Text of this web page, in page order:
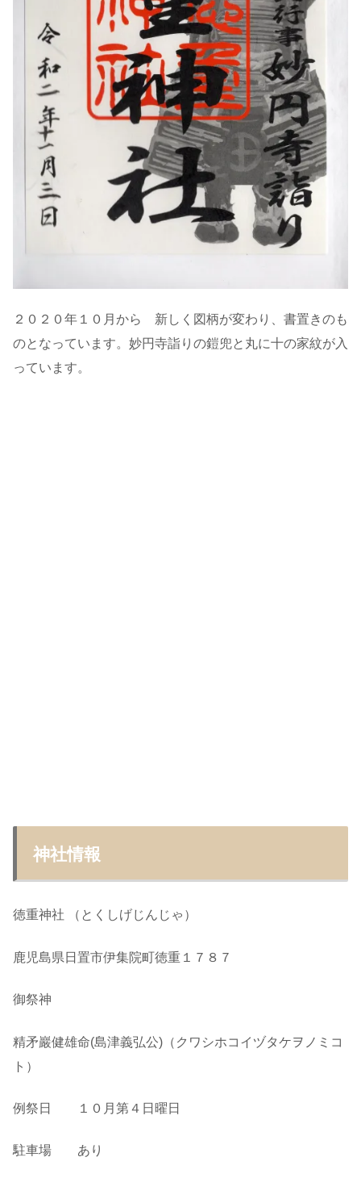
２０２０年１０月から 新しく図柄が変わり、書置きのも
のとなっています。妙円寺詣りの鎧兜と丸に十の家紋が入
っています。
神社情報
徳重神社 （とくしげじんじゃ）
鹿児島県日置市伊集院町徳重１７８７
御祭神
精矛巖健雄命(島津義弘公)（クワシホコイヅタケヲノミコ
ト）
例祭日 １０月第４日曜日
駐車場 あり